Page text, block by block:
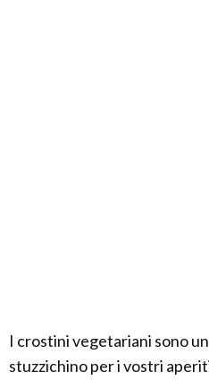
I crostini vegetariani sono
stuzzichino per i vostri